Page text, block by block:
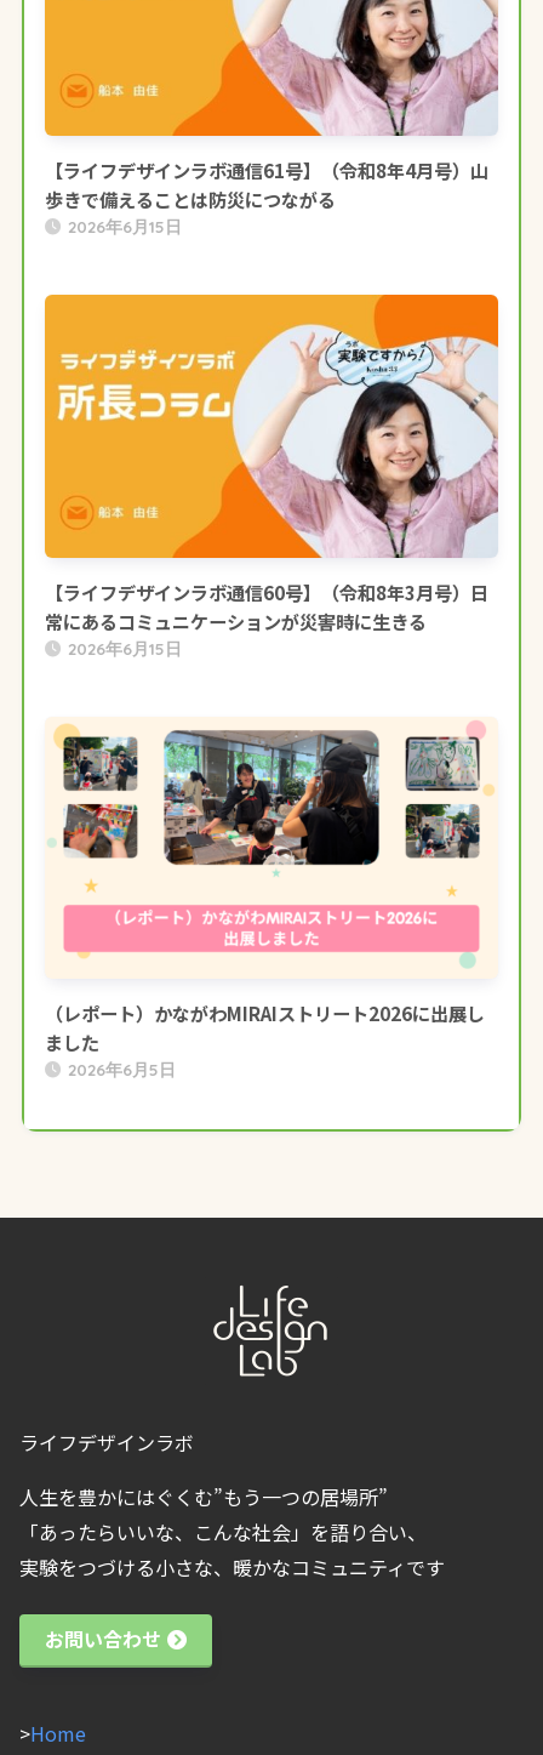
【ライフデザインラボ通信61号】（令和8年4月号）山
歩きで備えることは防災につながる
2026年6月15日
【ライフデザインラボ通信60号】（令和8年3月号）日
常にあるコミュニケーションが災害時に生きる
2026年6月15日
（レポート）かながわMIRAIストリート2026に出展し
ました
2026年6月5日
ライフデザインラボ
人生を豊かにはぐくむ”もう一つの居場所”
「あったらいいな、こんな社会」を語り合い、
実験をつづける小さな、暖かなコミュニティです
お問い合わせ
>Home